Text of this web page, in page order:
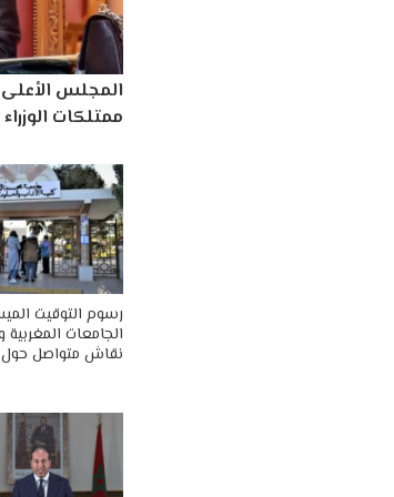
المجلس
ممتلكات
رسوم التوقيت
الجامعات
نقاش متواصل